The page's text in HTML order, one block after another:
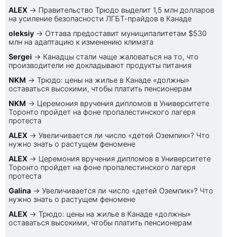
ALEX → Правительство Трюдо выделит 1,5 млн долларов
на усиление безопасности ЛГБТ-прайдов в Канаде
oleksiy → Оттава предоставит муниципалитетам $530
млн на адаптацию к изменению климата
Sеrgei → Канадцы стали чаще жаловаться на то, что
производители не докладывают продукты питания
NKM → Трюдо: цены на жилье в Канаде «должны»
оставаться высокими, чтобы платить пенсионерам
NKM → Церемония вручения дипломов в Университете
Торонто пройдет на фоне пропалестинского лагеря
протеста
ALEX → Увеличивается ли число «детей Оземпик»? Что
нужно знать о растущем феномене
ALEX → Церемония вручения дипломов в Университете
Торонто пройдет на фоне пропалестинского лагеря
протеста
Galina → Увеличивается ли число «детей Оземпик»? Что
нужно знать о растущем феномене
ALEX → Трюдо: цены на жилье в Канаде «должны»
оставаться высокими, чтобы платить пенсионерам